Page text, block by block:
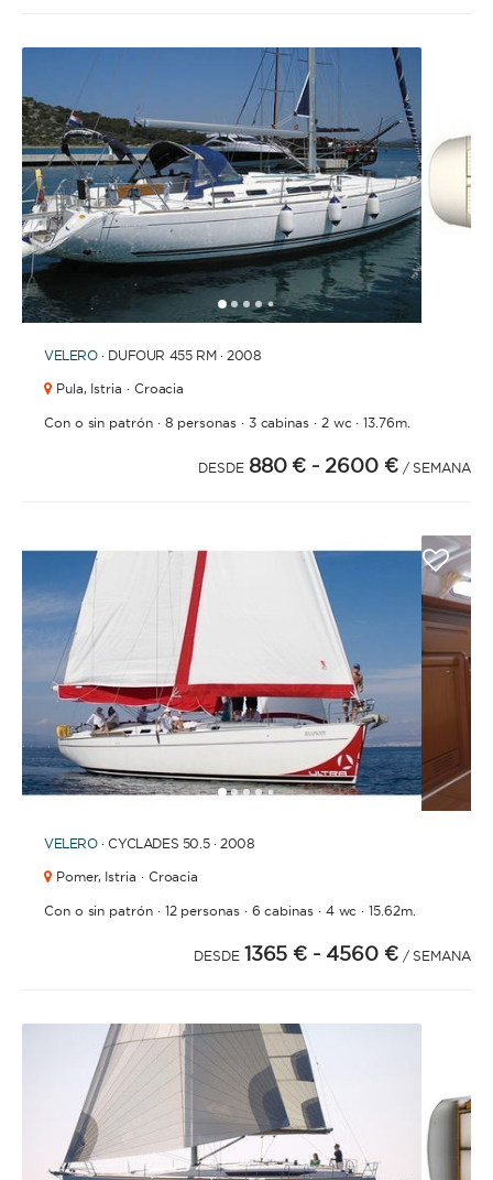
12345 6789 10
VELERO · DUFOUR 455 RM · 2008
Pula, Istria · Croacia
Con o sin patrón· 8 personas· 3 cabinas · 2 wc·13.76m.
DESDE 880 € - 2600 € / SEMANA
12345 6789101112131415161718
VELERO · CYCLADES 50.5 · 2008
Pomer, Istria · Croacia
Con o sin patrón· 12 personas· 6 cabinas· 4 wc ·15.62m.
DESDE 1365 € - 4560 € / SEMANA